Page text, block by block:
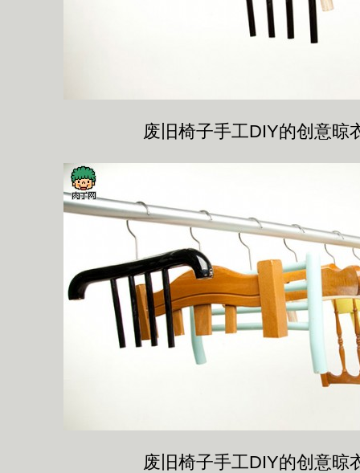
废旧椅子手工DIY的创意晾
废旧椅子手工DIY的创意晾